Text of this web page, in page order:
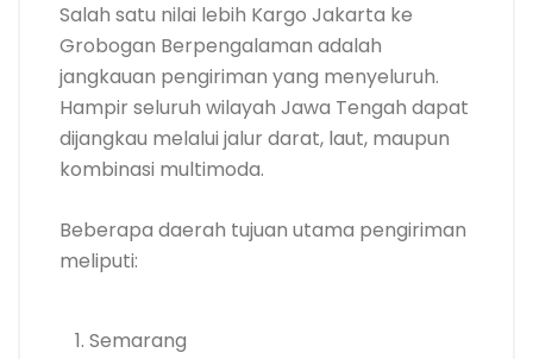
Salah satu nilai lebih Kargo Jakarta ke
Grobogan Berpengalaman adalah
jangkauan pengiriman yang menyeluruh.
Hampir seluruh wilayah Jawa Tengah dapat
dijangkau melalui jalur darat, laut, maupun
kombinasi multimoda.
Beberapa daerah tujuan utama pengiriman
meliputi:
Semarang